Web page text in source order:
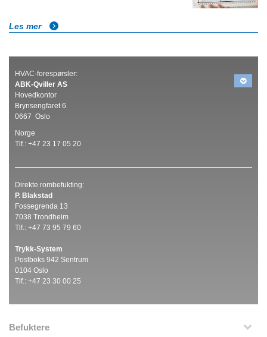
Les mer
HVAC-forespørsler:
ABK-Qviller AS
Hovedkontor
Brynsengfaret 6
0667 Oslo
Norge
Tlf.: +47 23 17 05 20
Direkte rombefukting:
P. Blakstad
Fossegrenda 13
7038 Trondheim
Tlf.: +47 73 95 79 60
Trykk-System
Postboks 942 Sentrum
0104 Oslo
Tlf.: +47 23 30 00 25
Befuktere